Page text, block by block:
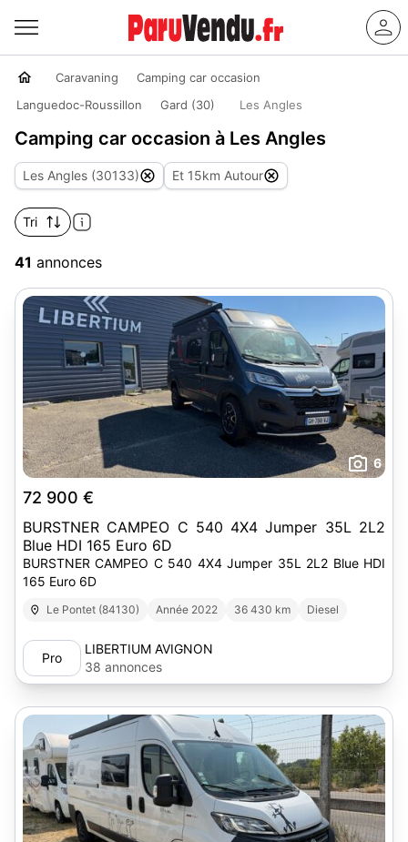
Caravaning
Camping car occasion
Languedoc-Roussillon
Gard (30) Les Angles
Camping car occasion à Les Angles
Les Angles (30133) Et 15km Autour
Tri
41 annonces
6
72 900 €
BURSTNER CAMPEO C 540 4X4 Jumper 35L 2L2
Blue HDI 165 Euro 6D
BURSTNER CAMPEO C 540 4X4 Jumper 35L 2L2 Blue HDI
165 Euro 6D
Le Pontet (84130) Année 2022 36 430 km Diesel
Pro
LIBERTIUM AVIGNON
38 annonces